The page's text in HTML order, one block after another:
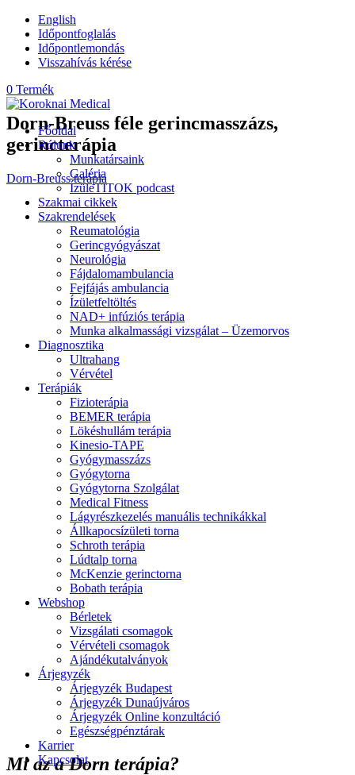
English
Időpontfoglalás
Időpontlemondás
Visszahívás kérése
0 Termék
Főoldal
Rólunk
Munkatársaink
Galéria
ÍzüleTITOK podcast
Szakmai cikkek
Szakrendelések
Reumatológia
Gerincgyógyászat
Neurológia
Fájdalomambulancia
Fejfájás ambulancia
Ízületfeltöltés
NAD+ infúziós terápia
Munka alkalmassági vizsgálat – Üzemorvos
Diagnosztika
Ultrahang
Vérvétel
Terápiák
Fizioterápia
BEMER terápia
Lökéshullám terápia
Kinesio-TAPE
Gyógymasszázs
Gyógytorna
Gyógytorna Szolgálat
Medical Fitness
Lágyrészkezelés manuális technikákkal
Állkapocsízületi torna
Schroth terápia
Lúdtalp torna
McKenzie gerinctorna
Bobath terápia
Webshop
Bérletek
Vizsgálati csomagok
Vérvételi csomagok
Ajándékutalványok
Árjegyzék
Árjegyzék Budapest
Árjegyzék Dunaújváros
Árjegyzék Online konzultáció
Egészségpénztárak
Karrier
Kapcsolat
Dorn-Breuss féle gerincmasszázs,
gerincterápia
Dorn-Breuss terápia
Mi az a Dorn terápia?